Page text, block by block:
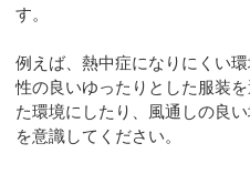
す。
例えば、熱中症になりにくい
性の良いゆったりとした服装
た環境にしたり、風通しの良
を意識してください。